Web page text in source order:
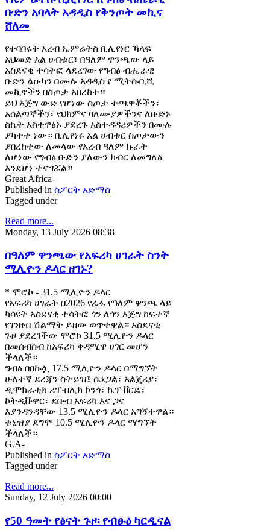
ቡድን አባላት አዳዲስ የቅንጦት መኪና
ሸለመ
የተባበሩት አረብ ኤምሬትስ ቢሊየነር ኻላፍ
አህመድ አል ሀብቱር፣ በዓለም ዋንጫው ላይ
አስደናቂ ተሳትፎ ላደረገው የግብፅ ብሔራዊ
ቡድን ልዑካን በሙሉ አዳዲስ የ ሚትሱቢሺ
መኪኖችን በስጦታ አበረከተ።
ይህ እጅግ ውድ የሆነው ስጦታ ተጫዋቾችን፣
አሰልጣኞችን፣ የህክምና ባለሙያዎችንና ለቡድኑ
ስኬት አስተዋፅኦ ያደረጉ አስተዳዳሪዎችን በሙሉ
ያካተተ ነው። ቢሊየነሩ አል ሀብቱር ስጦታውን
ያበረከተው ለመላው የአረብ ዓለም ኩራት
ለሆነው የግብፅ ቡድን ያለውን ክብር ለመግለፅ
እንደሆነ ተናግሯል።
Great Africa-
Published in ስፖርት አድማስ
Tagged under
Read more...
Monday, 13 July 2026 08:38
በዓለም ዋንጫው የአፍሪካ ሀገራት ስንት
ሚሊዮን ዶላር ዘገኑ?
* ሞሮኮ - 31.5 ሚሊዮን ዶላር
የአፍሪካ ሀገራት በ2026 የፊፋ የዓለም ዋንጫ ላይ
ካሳዩት አስደናቂ ተሳትፎ ጎን ለጎን እጅግ ከፍተኛ
የገንዘብ ሽልማት ይዘው ወጥተዋል። አስደናቂ
ጉዞ ያደረገችው ሞሮኮ 31.5 ሚሊዮን ዶላር
በመሰብሰብ ከአፍሪካ ቀዳሚዋ ሀገር መሆን
ችላለች።
ግብፅ በበኩሏ 17.5 ሚሊዮን ዶላር በማግኘት
ሁለተኛ ደረጃን ስትይዝ፤ ሴኔጋል፣ አልጄሪያ፣
ዲሞክራቲክ ሪፐብሊክ ኮንጎ፣ ኬፕ ቨርዴ፣
ኮትዲቩዋር፣ ደቡብ አፍሪካ እና ጋና
እያንዳንዳቸው 13.5 ሚሊዮን ዶላር አግኝተዋል።
ቱኒዝያ ደግሞ 10.5 ሚሊዮን ዶላር ማግኘት
ችላለች።
G.A-
Published in ስፖርት አድማስ
Tagged under
Read more...
Sunday, 12 July 2026 00:00
የ50 ዓመት የፅናት ጉዞ፡ የብፁዕ ካርዲናል